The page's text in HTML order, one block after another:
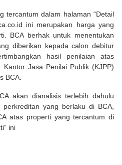
tercantum dalam halaman “Detail
ini merupakan harga yang
BCA berhak untuk menentukan
diberikan kepada calon debitur
hasil penilaian atas
Jasa Penilai Publik (KJPP)
BCA.
akan dianalisis terlebih dahulu
yang berlaku di BCA,
atas properti yang tercantum di
ini